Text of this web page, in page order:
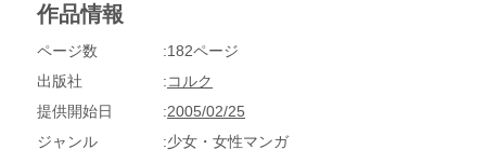
作品情報
ページ数
182ページ
出版社
コルク
提供開始日
2005/02/25
ジャンル
少女・女性マンガ